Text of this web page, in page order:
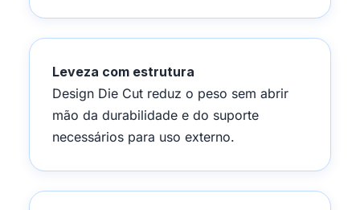
Leveza com estrutura
Design Die Cut reduz o peso sem abrir
mão da durabilidade e do suporte
necessários para uso externo.